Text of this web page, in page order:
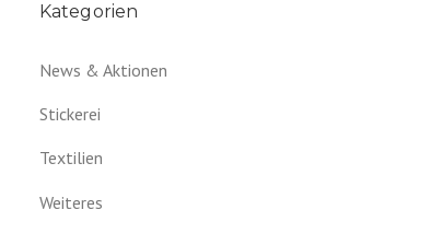
Kategorien
News & Aktionen
Stickerei
Textilien
Weiteres